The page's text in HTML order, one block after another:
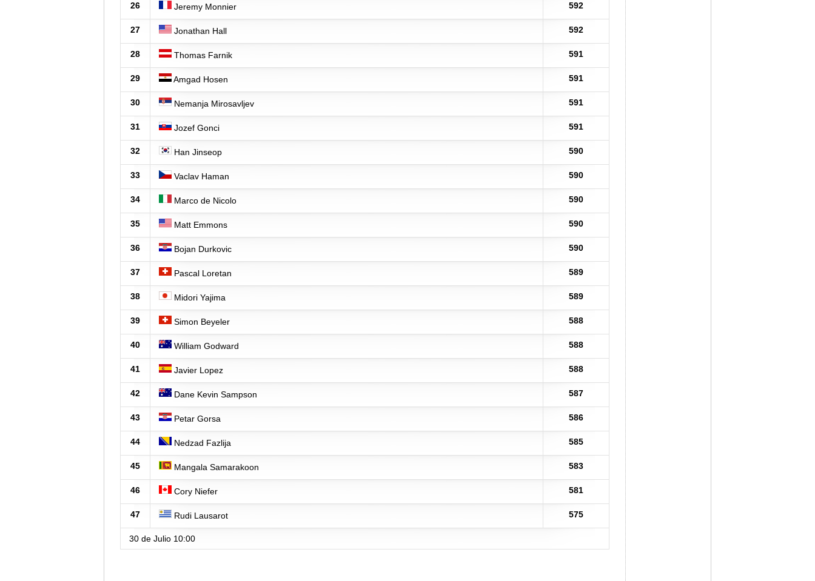
26 Jeremy Monnier 592
27 Jonathan Hall 592
28 Thomas Farnik 591
29 Amgad Hosen 591
30 Nemanja Mirosavljev 591
31 Jozef Gonci 591
32 Han Jinseop 590
33 Vaclav Haman 590
34 Marco de Nicolo 590
35 Matt Emmons 590
36 Bojan Durkovic 590
37 Pascal Loretan 589
38 Midori Yajima 589
39 Simon Beyeler 588
40 William Godward 588
41 Javier Lopez 588
42 Dane Kevin Sampson 587
43 Petar Gorsa 586
44 Nedzad Fazlija 585
45 Mangala Samarakoon 583
46 Cory Niefer 581
47 Rudi Lausarot 575
30 de Julio 10:00